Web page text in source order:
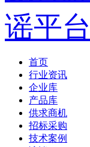
首页
行业资讯
企业库
产品库
供求商机
招标采购
技术案例